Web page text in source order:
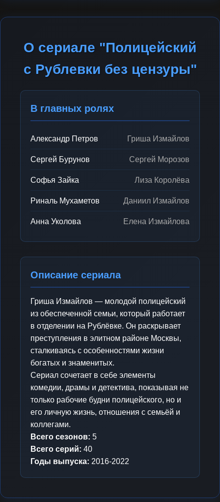
О сериале "Полицейский
с Рублевки без цензуры"
В главных ролях
Александр Петров Гриша Измайлов
Сергей Бурунов Сергей Морозов
Софья Зайка Лиза Королёва
Риналь Мухаметов Даниил Измайлов
Анна Уколова Елена Измайлова
Описание сериала
Гриша Измайлов — молодой полицейский
из обеспеченной семьи, который работает
в отделении на Рублёвке. Он раскрывает
преступления в элитном районе Москвы,
сталкиваясь с особенностями жизни
богатых и знаменитых.
Сериал сочетает в себе элементы
комедии, драмы и детектива, показывая не
только рабочие будни полицейского, но и
его личную жизнь, отношения с семьёй и
коллегами.
Всего сезонов: 5
Всего серий: 40
Годы выпуска: 2016-2022